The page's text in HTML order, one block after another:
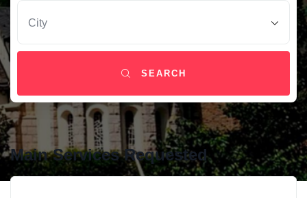
SEARCH
Main Services Requested